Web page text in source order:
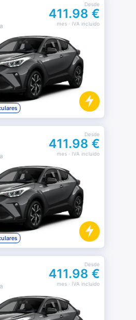
Desde
411.98 €
mes· IVA incluido
Desde
411.98 €
mes· IVA incluido
Desde
411.98 €
mes· IVA incluido